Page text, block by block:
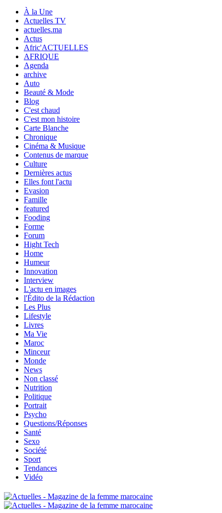
À la Une
Actuelles TV
actuelles.ma
Actus
Afric'ACTUELLES
AFRIQUE
Agenda
archive
Auto
Beauté & Mode
Blog
C'est chaud
C'est mon histoire
Carte Blanche
Chronique
Cinéma & Musique
Contenus de marque
Culture
Dernières actus
Elles font l'actu
Evasion
Famille
featured
Fooding
Forme
Forum
Hight Tech
Home
Humeur
Innovation
Interview
L'actu en images
l'Édito de la Rédaction
Les Plus
Lifestyle
Livres
Ma Vie
Maroc
Minceur
Monde
News
Non classé
Nutrition
Politique
Portrait
Psycho
Questions/Réponses
Santé
Sexo
Société
Sport
Tendances
Vidéo